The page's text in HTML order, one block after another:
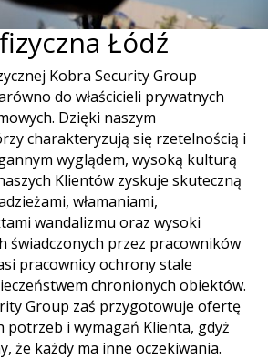
Łódź
Kobra Security Group
do właścicieli prywatnych
Dzięki naszym
charakteryzują się rzetelnością i
wyglądem, wysoką kulturą
Klientów zyskuje skuteczną
włamaniami,
wandalizmu oraz wysoki
świadczonych przez pracowników
pracownicy ochrony stale
chronionych obiektów.
Group zaś przygotowuje ofertę
potrzeb i wymagań Klienta, gdyż
że każdy ma inne oczekiwania.